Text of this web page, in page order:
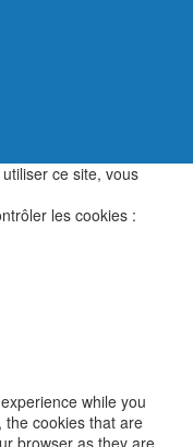
ce site, vous
les cookies :
while you
the cookies that are
browser as they are